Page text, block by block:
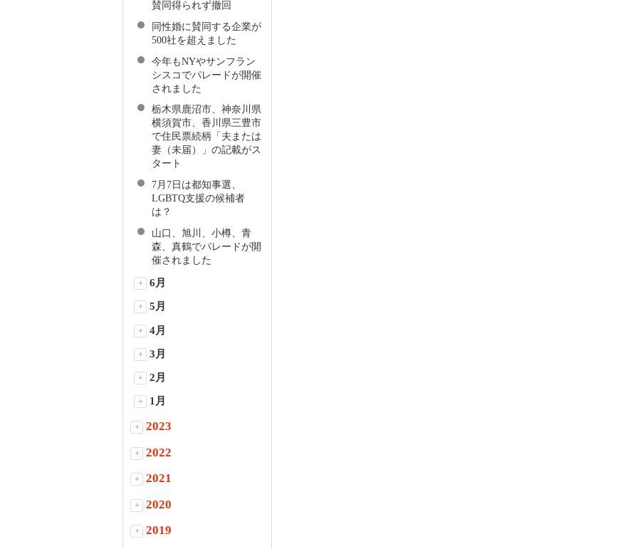
賛同得られず撤回
同性婚に賛同する企業が
500社を超えました
今年もNYやサンフラン
シスコでパレードが開催
されました
栃木県鹿沼市、神奈川県
横須賀市、香川県三豊市
で住民票続柄「夫または
妻（未届）」の記載がス
タート
7月7日は都知事選、
LGBTQ支援の候補者
は？
山口、旭川、小樽、青
森、真鶴でパレードが開
催されました
+ 6月
+ 5月
+ 4月
+ 3月
+ 2月
+ 1月
+ 2023
+ 2022
+ 2021
+ 2020
+ 2019